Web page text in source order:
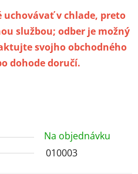
v chlade, preto
službou; odber je možný
svojho obchodného
dohode doručí.
Na objednávku
010003